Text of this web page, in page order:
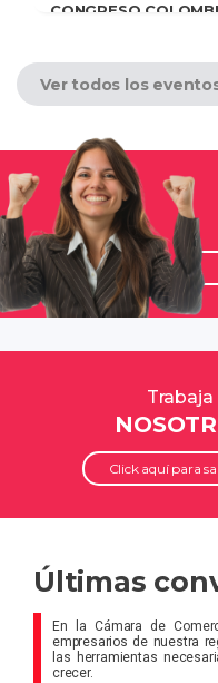
CONGRESO
Ver todos los
Trabaja
Click aquí para
Últimas
En la Cámara de
empresarios de nuestra
las herramientas
crecer.